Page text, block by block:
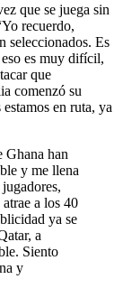
que se juega sin
recuerdo,
seleccionados. Es
es muy difícil,
que
comenzó su
en ruta, ya
Ghana han
y me llena
a los 40
ya se
a
Siento
y